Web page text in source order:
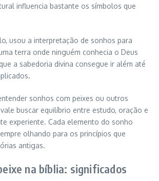
influencia bastante os símbolos que
usou a interpretação de sonhos para
terra onde ninguém conhecia o Deus
a sabedoria divina consegue ir além até
sonhos com peixes ou outros
buscar equilíbrio entre estudo, oração e
experiente. Cada elemento do sonho
olhando para os princípios que
antigas.
na bíblia: significados